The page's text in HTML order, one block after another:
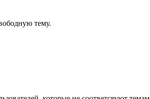
тему.